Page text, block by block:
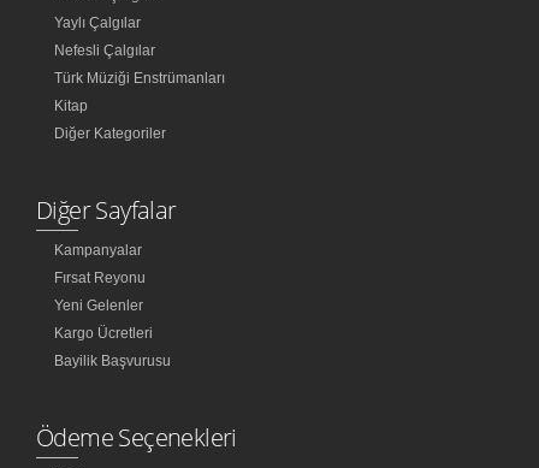
Yaylı Çalgılar
Nefesli Çalgılar
Türk Müziği Enstrümanları
Kitap
Diğer Kategoriler
Diğer Sayfalar
Kampanyalar
Fırsat Reyonu
Yeni Gelenler
Kargo Ücretleri
Bayilik Başvurusu
Ödeme Seçenekleri